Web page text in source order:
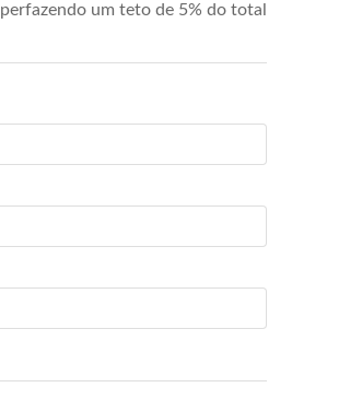
um teto de 5% do total